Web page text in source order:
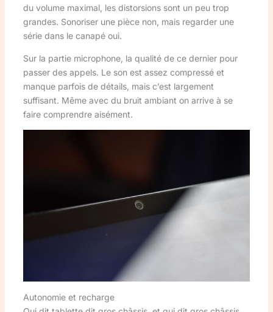
du volume maximal, les distorsions sont un peu trop
grandes. Sonoriser une pièce non, mais regarder une
série dans le canapé oui.
Sur la partie microphone, la qualité de ce dernier pour
passer des appels. Le son est assez compressé et
manque parfois de détails, mais c’est largement
suffisant. Même avec du bruit ambiant on arrive à se
faire comprendre aisément.
Autonomie et recharge